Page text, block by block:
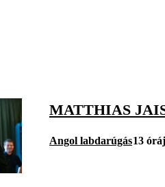
MATTHIAS
Angol labdarúgás13